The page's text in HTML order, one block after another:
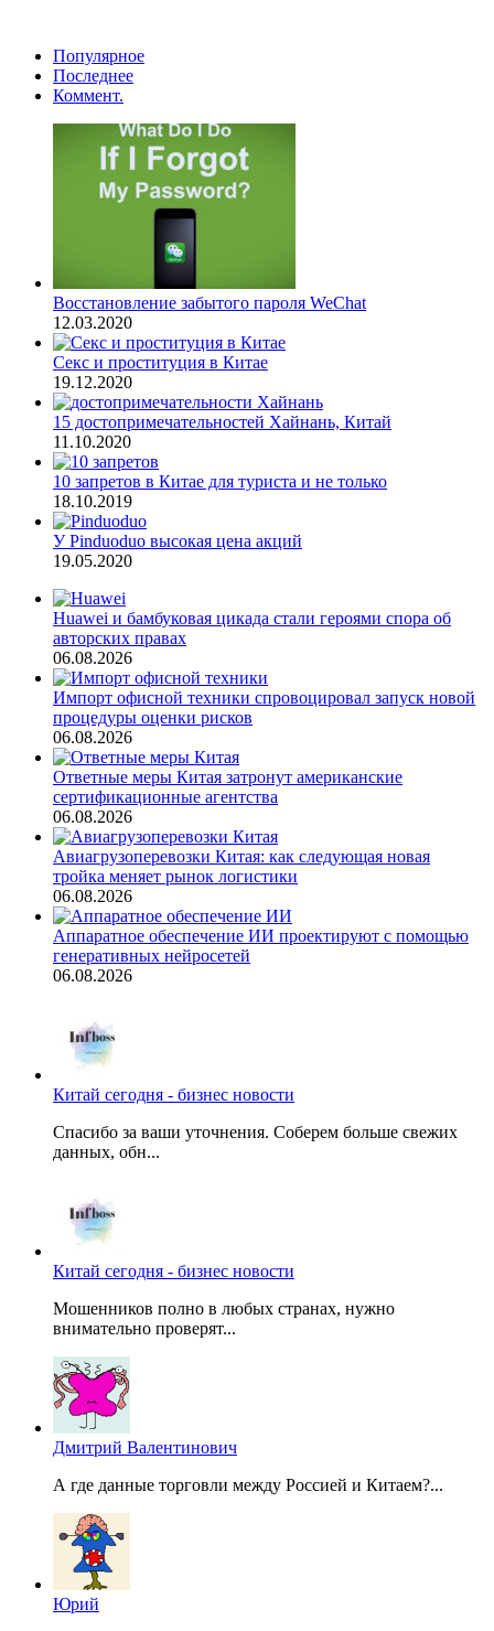
Популярное
Последнее
Коммент.
Восстановление забытого пароля WeChat
12.03.2020
Секс и проституция в Китае
19.12.2020
15 достопримечательностей Хайнань, Китай
11.10.2020
10 запретов в Китае для туриста и не только
18.10.2019
У Pinduoduo высокая цена акций
19.05.2020
Huawei и бамбуковая цикада стали героями спора об
авторских правах
06.08.2026
Импорт офисной техники спровоцировал запуск новой
процедуры оценки рисков
06.08.2026
Ответные меры Китая затронут американские
сертификационные агентства
06.08.2026
Авиагрузоперевозки Китая: как следующая новая
тройка меняет рынок логистики
06.08.2026
Аппаратное обеспечение ИИ проектируют с помощью
генеративных нейросетей
06.08.2026
Китай сегодня - бизнес новости
Спасибо за ваши уточнения. Соберем больше свежих
данных, обн...
Китай сегодня - бизнес новости
Мошенников полно в любых странах, нужно
внимательно проверят...
Дмитрий Валентинович
А где данные торговли между Россией и Китаем?...
Юрий